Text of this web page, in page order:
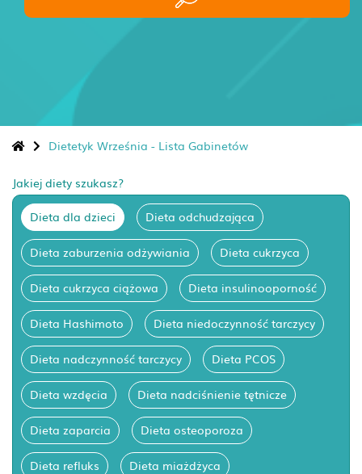
Dietetyk Września - Lista Gabinetów
Jakiej diety szukasz?
Dieta dla dzieci Dieta odchudzająca
Dieta zaburzenia odżywiania Dieta cukrzyca
Dieta cukrzyca ciążowa Dieta insulinooporność
Dieta Hashimoto Dieta niedoczynność tarczycy
Dieta nadczynność tarczycy Dieta PCOS
Dieta wzdęcia Dieta nadciśnienie tętnicze
Dieta zaparcia Dieta osteoporoza
Dieta refluks Dieta miażdżyca